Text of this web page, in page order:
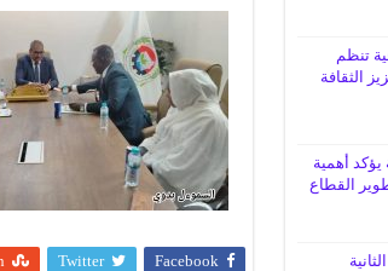
Facebook
Twitter
تنظم
الثقافة
يؤكد أهمية
القطاع